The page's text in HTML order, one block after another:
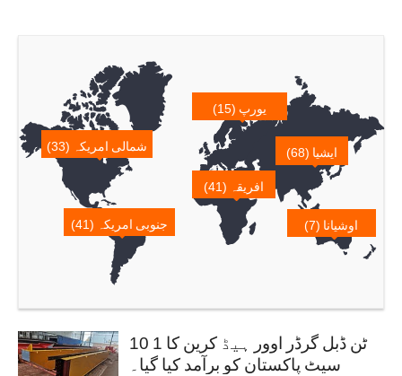
یورپ (15)
شمالی امریکہ (33) ایشیا (68)
افریقہ (41)
جنوبی امریکہ (41) اوشیانا (7)
10 ٹن ڈبل گرڈر اوور ہیڈ کرین کا 1
سیٹ پاکستان کو برآمد کیا گیا۔